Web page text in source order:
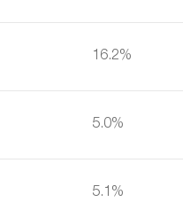
16.2%
5.0%
5.1%